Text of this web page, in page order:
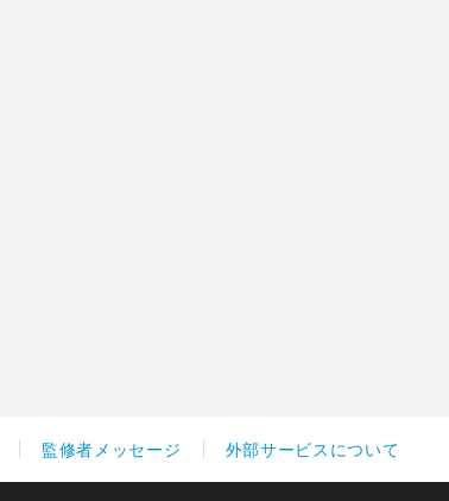
監修者メッセージ 外部サービスについて